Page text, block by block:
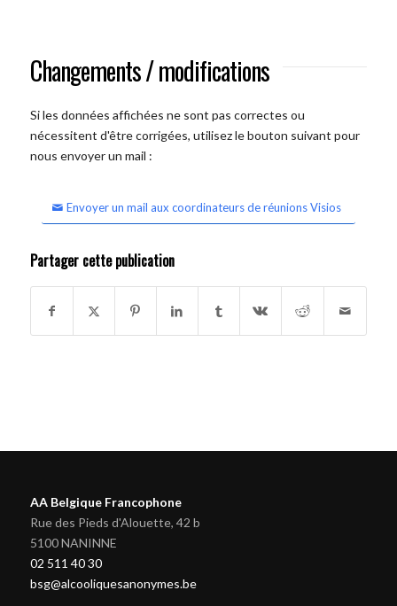
Changements / modifications
Si les données affichées ne sont pas correctes ou
nécessitent d'être corrigées, utilisez le bouton suivant pour
nous envoyer un mail :
Envoyer un mail aux coordinateurs de réunions Visios
Partager cette publication
AA Belgique Francophone
Rue des Pieds d'Alouette, 42 b
5100 NANINNE
02 511 40 30
bsg@alcooliquesanonymes.be